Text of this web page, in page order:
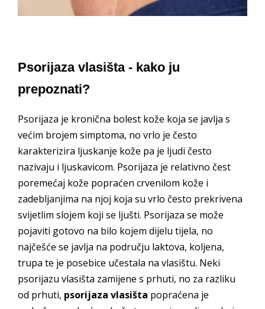
Psorijaza vlasišta - kako ju
prepoznati?
Psorijaza je kronična bolest kože koja se javlja s
većim brojem simptoma, no vrlo je često
karakterizira ljuskanje kože pa je ljudi često
nazivaju i ljuskavicom. Psorijaza je relativno čest
poremećaj kože popraćen crvenilom kože i
zadebljanjima na njoj koja su vrlo često prekrivena
svijetlim slojem koji se ljušti. Psorijaza se može
pojaviti gotovo na bilo kojem dijelu tijela, no
najčešće se javlja na području laktova, koljena,
trupa te je posebice učestala na vlasištu. Neki
psorijazu vlasišta zamijene s prhuti, no za razliku
od prhuti, psorijaza vlasišta popraćena je